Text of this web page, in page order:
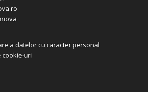
a datelor cu caracter personal
cookie-uri